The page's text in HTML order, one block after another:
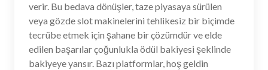
verir. Bu bedava dönüşler, taze piyasaya sürülen
veya gözde slot makinelerini tehlikesiz bir biçimde
tecrübe etmek için şahane bir çözümdür ve elde
edilen başarılar çoğunlukla ödül bakiyesi şeklinde
bakiyeye yansır. Bazı platformlar, hoş geldin